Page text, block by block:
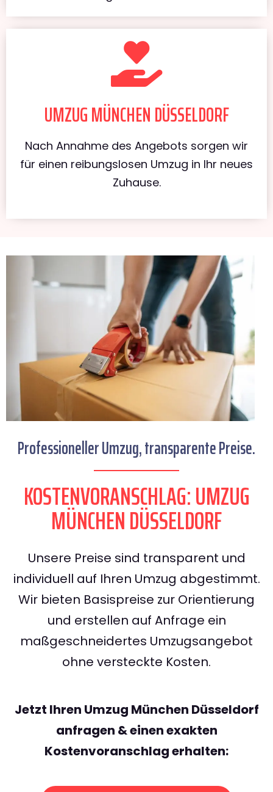
UMZUG MÜNCHEN DÜSSELDORF
Nach Annahme des Angebots sorgen wir
für einen reibungslosen Umzug in Ihr neues
Zuhause.
Professioneller Umzug, transparente Preise.
KOSTENVORANSCHLAG: UMZUG
MÜNCHEN DÜSSELDORF
Unsere Preise sind transparent und
individuell auf Ihren Umzug abgestimmt.
Wir bieten Basispreise zur Orientierung
und erstellen auf Anfrage ein
maßgeschneidertes Umzugsangebot
ohne versteckte Kosten.
Jetzt Ihren Umzug München Düsseldorf
anfragen & einen exakten
Kostenvoranschlag erhalten: